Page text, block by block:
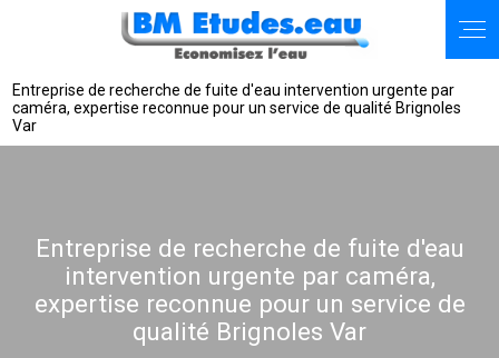
Entreprise de recherche de fuite d'eau intervention urgente par
caméra, expertise reconnue pour un service de qualité Brignoles
Var
Entreprise de recherche de fuite d'eau
intervention urgente par caméra,
expertise reconnue pour un service de
qualité Brignoles Var